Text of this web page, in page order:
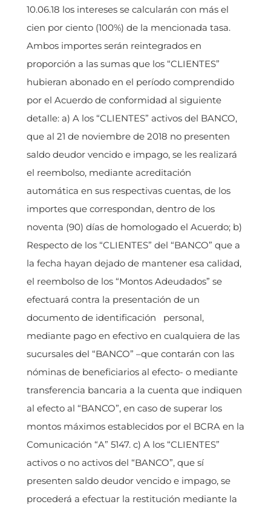
10.06.18 los intereses se calcularán con más el
cien por ciento (100%) de la mencionada tasa.
Ambos importes serán reintegrados en
proporción a las sumas que los “CLIENTES”
hubieran abonado en el período comprendido
por el Acuerdo de conformidad al siguiente
detalle: a) A los “CLIENTES” activos del BANCO,
que al 21 de noviembre de 2018 no presenten
saldo deudor vencido e impago, se les realizará
el reembolso, mediante acreditación
automática en sus respectivas cuentas, de los
importes que correspondan, dentro de los
noventa (90) días de homologado el Acuerdo; b)
Respecto de los “CLIENTES” del “BANCO” que a
la fecha hayan dejado de mantener esa calidad,
el reembolso de los “Montos Adeudados” se
efectuará contra la presentación de un
documento de identificación personal,
mediante pago en efectivo en cualquiera de las
sucursales del “BANCO” –que contarán con las
nóminas de beneficiarios al efecto- o mediante
transferencia bancaria a la cuenta que indiquen
al efecto al “BANCO”, en caso de superar los
montos máximos establecidos por el BCRA en la
Comunicación “A” 5147. c) A los “CLIENTES”
activos o no activos del “BANCO”, que sí
presenten saldo deudor vencido e impago, se
procederá a efectuar la restitución mediante la